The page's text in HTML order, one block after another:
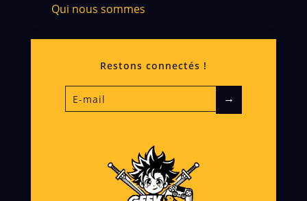
Qui nous sommes
Restons connectés !
→